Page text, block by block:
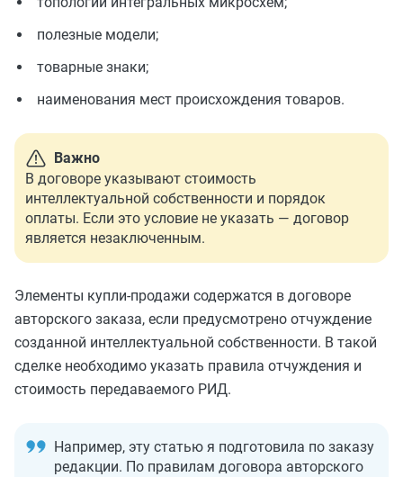
полезные модели;
товарные знаки;
наименования мест происхождения товаров.
Важно
В договоре указывают стоимость
интеллектуальной собственности и порядок
оплаты. Если это условие не указать — договор
является незаключенным.
Элементы купли-продажи содержатся в договоре
авторского заказа, если предусмотрено отчуждение
созданной интеллектуальной собственности. В такой
сделке необходимо указать правила отчуждения и
стоимость передаваемого РИД.
Например, эту статью я подготовила по заказу
редакции. По правилам договора авторского